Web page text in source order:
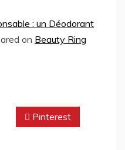
: un Déodorant
on Beauty Ring
Pinterest